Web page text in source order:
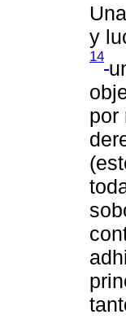
y
14
por